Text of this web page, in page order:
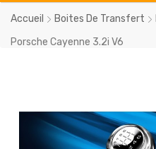
Accueil Boites De Transfert
Porsche Cayenne 3.2i V6